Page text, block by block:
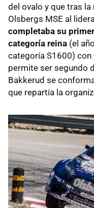
del ovalo y que tras
Olsbergs MSE al
completaba su
categoría reina (el
categoría S1600) con
permite ser segundo
Bakkerud se
que repartía la